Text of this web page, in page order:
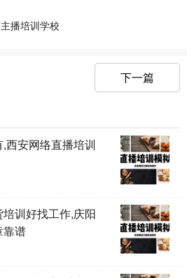
播培训学校
下一篇
西安网络直播培训
训好找工作,庆阳
靠谱